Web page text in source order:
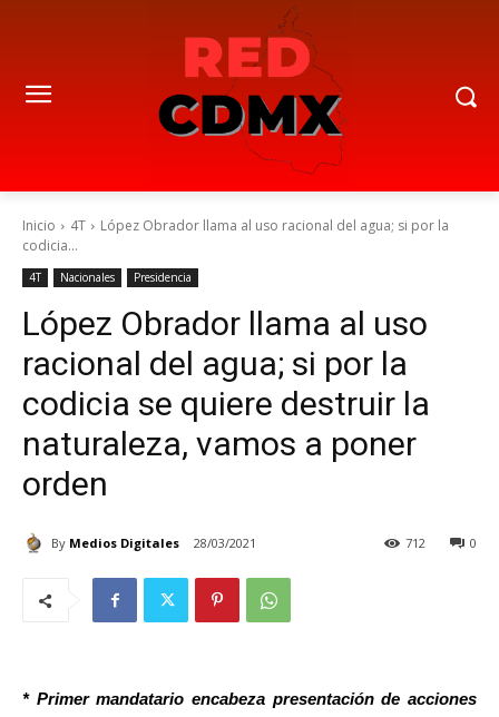
Inicio 4T
López Obrador llama al uso racional del agua; si por la
codicia...
4T Nacionales Presidencia
López Obrador llama al uso
racional del agua; si por la
codicia se quiere destruir la
naturaleza, vamos a poner
orden
By Medios Digitales 28/03/2021 0
712
* Primer mandatario encabeza presentación de acciones